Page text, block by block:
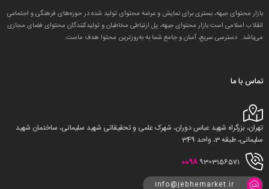
بازار محتوای جبهه، بستری برای نمایش و عرضه محتوای تولید شده در حوزه‌های فرهنگی و اجتماعیِ
انقلاب اسلامی است.بازار محتوای جبهه، پل ارتباطی مخاطبان و تولید‌کنندگان محتوای فضای مجازی
می‌باشد. دسترسی سریع، آسان و جامع شما به به‌روزترین محتوا هدف ماست.
تماس با ما
تهران، بزرگراه شهید عباس دوران، شهرک علمی و تحقیقاتی شهید سلیمانی، ساختمان شهید
سلیمانی، طبقه 3، واحد 349
0098 9303156571
info@jebhemarket.ir